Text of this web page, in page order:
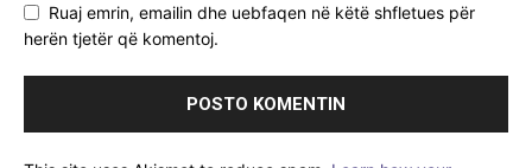
Ruaj emrin, emailin dhe uebfaqen në këtë shfletues për
herën tjetër që komentoj.